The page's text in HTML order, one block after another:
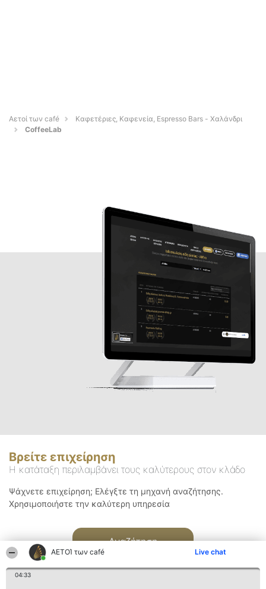
ΑΕΤΟΊ των café Live chat
04:33
Αετοί των café
Καφετέριες, Καφενεία, Espresso Bars - Χαλάνδρι
CoffeeLab
Βρείτε επιχείρηση
Η κατάταξη περιλαμβάνει τους καλύτερους στον κλάδο
Ψάχνετε επιχείρηση; Ελέγξτε τη μηχανή αναζήτησης.
Χρησιμοποιήστε την καλύτερη υπηρεσία
Αναζήτηση